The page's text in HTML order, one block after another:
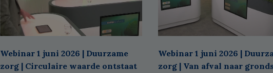
Webinar 1 juni 2026 | Duurzame
zorg | Circulaire waarde ontstaat
Webinar 1 juni 2026 |
zorg | Van afval naar